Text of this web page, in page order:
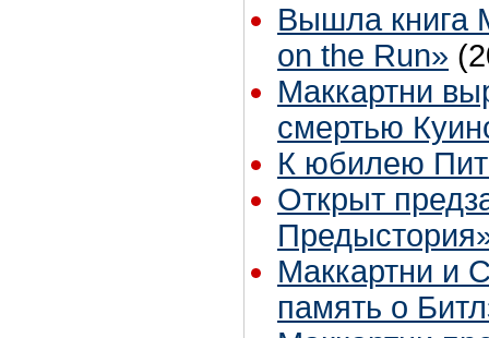
Вышла книга
on the Run»
Маккартни
смертью
К юбилею
Открыт
Маккартни и
память о